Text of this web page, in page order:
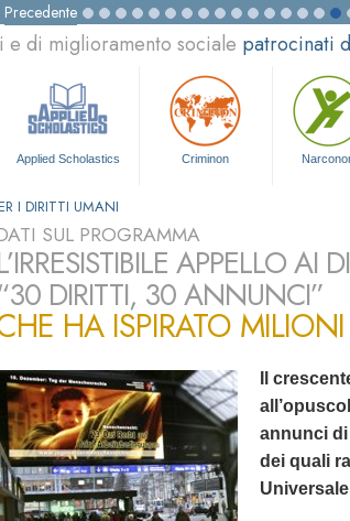
Precedente
e di miglioramento sociale patrocinati
Applied Scholastics Criminon
I DIRITTI UMANI
SUL PROGRAMMA
APPELLO AI
DIRITTI, 30 ANNUNCI”
HA ISPIRATO
Il
annunci
dei quali